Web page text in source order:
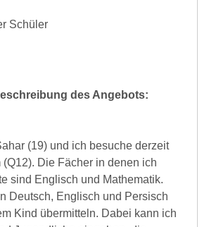
Schüler
des Angebots:
(19) und ich besuche derzeit
Die Fächer in denen ich
sind Englisch und Mathematik.
Deutsch, Englisch und Persisch
Kind übermitteln. Dabei kann ich